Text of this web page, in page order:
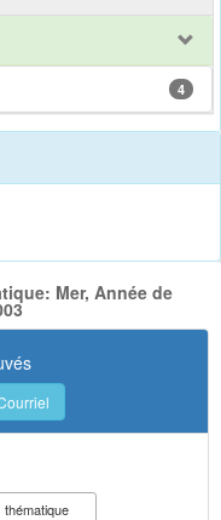
4
Mer, Année de
thématique